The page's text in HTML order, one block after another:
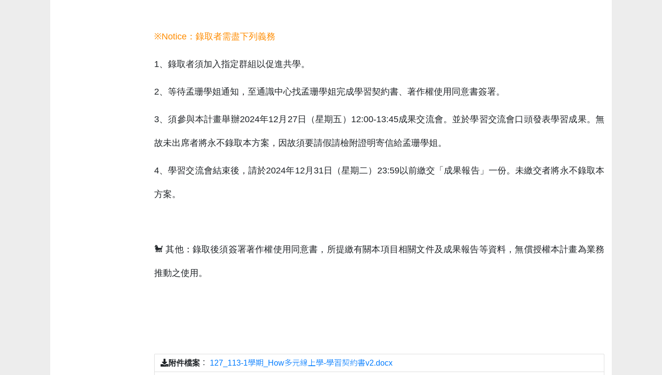
※Notice：錄取者需盡下列義務
1、錄取者須加入指定群組以促進共學。
2、等待孟珊學姐通知，至通識中心找孟珊學姐完成學習契約書、著作權使用同意書簽署。
3、須參與本計畫舉辦2024年12月27日（星期五）12:00-13:45成果交流會。並於學習交流會口頭發表學習成果。無
故未出席者將永不錄取本方案，因故須要請假請檢附證明寄信給孟珊學姐。
4、學習交流會結束後，請於2024年12月31日（星期二）23:59以前繳交「成果報告」一份。未繳交者將永不錄取本
方案。
🐩 其他：錄取後須簽署著作權使用同意書，所提繳有關本項目相關文件及成果報告等資料，無償授權本計畫為業務
推動之使用。
附件檔案 ： 127_113-1學期_How多元線上學-學習契約書v2.docx